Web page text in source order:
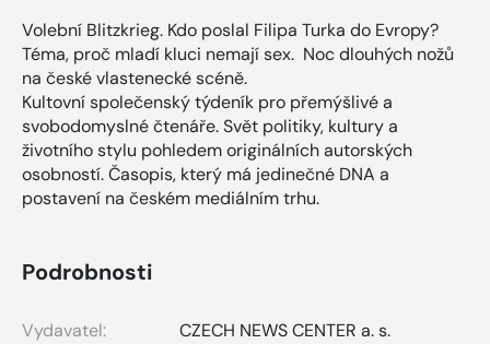
Volební Blitzkrieg. Kdo poslal Filipa Turka do Evropy?
Téma, proč mladí kluci nemají sex. Noc dlouhých nožů
na české vlastenecké scéně.
Kultovní společenský týdeník pro přemýšlivé a
svobodomyslné čtenáře. Svět politiky, kultury a
životního stylu pohledem originálních autorských
osobností. Časopis, který má jedinečné DNA a
postavení na českém mediálním trhu.
Podrobnosti
Vydavatel:
CZECH NEWS CENTER a. s.